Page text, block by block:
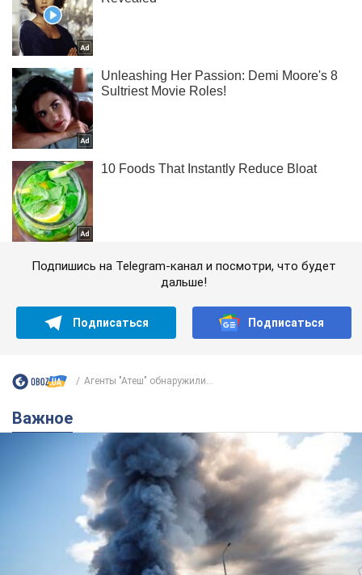
Подпишись на Telegram-канал и посмотри, что будет
дальше!
Подписаться Подписаться
Агенты "Атеш" обнаружили...
Важное